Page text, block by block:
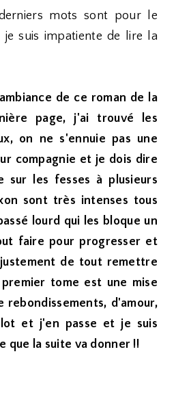
mots sont pour le
suis impatiente de lire la
de ce roman de la
page, j'ai trouvé les
on ne s'ennuie pas une
compagnie et je dois dire
sur les fesses à plusieurs
sont très intenses tous
lourd qui les bloque un
faire pour progresser et
de tout remettre
tome est une mise
rebondissements, d'amour,
et j'en passe et je suis
que la suite va donner !!